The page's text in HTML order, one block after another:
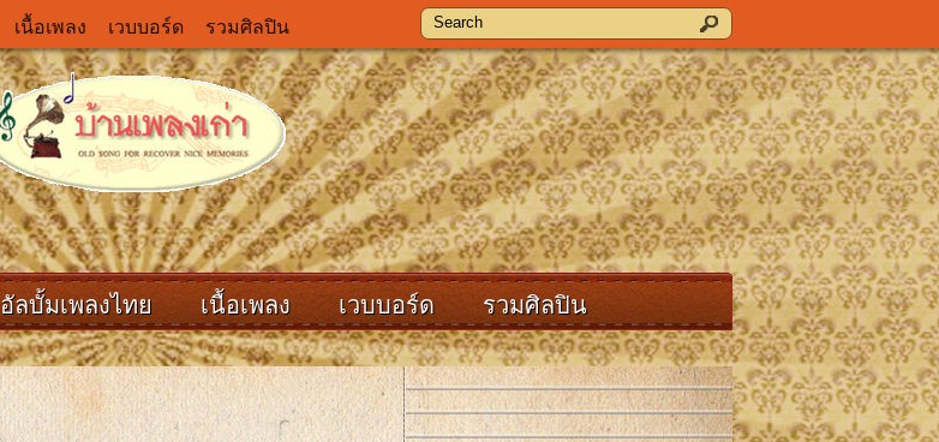
เนื้อเพลง เวบบอร์ด รวมศิลปิน
อัลบั้มเพลงไทย เนื้อเพลง เวบบอร์ด รวมศิลปิน